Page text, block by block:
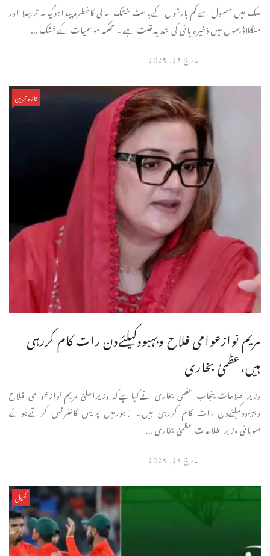
ملک میں معمول سےکم بارشوں کےباعث خشک سالی کاخطرہ پیداہوگیا۔ تربیلا اور
منگلاڈیموں میں ذخیرہ پانی کی شدیدقلت ہے۔ محکمہ موسمیات کےخشک ...
مارچ 25, 2025
تازہ ترین
مریم نوازعوامی فلاح وبہبودکیلئےدن رات کام کررہی
ہیں،عظمیٰ بخاری
وزیراطلاعات پنجاب عظمیٰ بخاری نےکہاہےکہ وزیراعلیٰ مریم نوازعوامی فلاح
وبہبودکیلئےدن رات کام کررہی ہیں۔ لاہورمیں پریس کانفرنس کرتےہوئے
صوبائی وزیراطلاعات عظمیٰ بخاری ...
مارچ 25, 2025
کھیل